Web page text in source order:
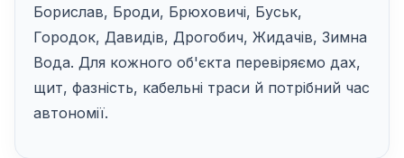
Борислав, Броди, Брюховичі, Буськ,
Городок, Давидів, Дрогобич, Жидачів, Зимна
Вода. Для кожного об'єкта перевіряємо дах,
щит, фазність, кабельні траси й потрібний час
автономії.